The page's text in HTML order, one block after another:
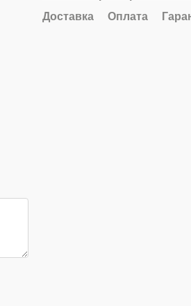
Доставка
Оплата